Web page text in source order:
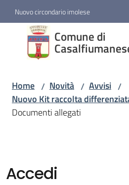
Vai al contenuto
Vai alla navigazione
Vai al footer
Nuovo circondario imolese
Comune di
Comune di
Casalfiumanese
Amministrazione
Home / Novità / Avvisi /
Nuovo Kit raccolta
Documenti allegati
Accedi